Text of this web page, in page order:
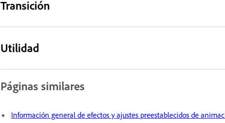
Transición
Utilidad
Páginas similares
Información general de efectos y ajustes preestablecidos de